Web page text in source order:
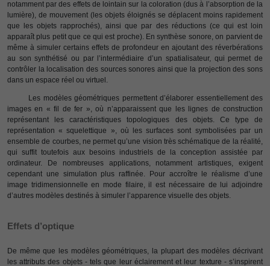
notamment par des effets de lointain sur la coloration (dus à l’absorption de la
lumière), de mouvement (les objets éloignés se déplacent moins rapidement
que les objets rapprochés), ainsi que par des réductions (ce qui est loin
apparaît plus petit que ce qui est proche). En synthèse sonore, on parvient de
même à simuler certains effets de profondeur en ajoutant des réverbérations
au son synthétisé ou par l’intermédiaire d’un spatialisateur, qui permet de
contrôler la localisation des sources sonores ainsi que la projection des sons
dans un espace réel ou virtuel.
Les modèles géométriques permettent d’élaborer essentiellement des
images en « fil de fer », où n’apparaissent que les lignes de construction
représentant les caractéristiques topologiques des objets. Ce type de
représentation « squelettique », où les surfaces sont symbolisées par un
ensemble de courbes, ne permet qu’une vision très schématique de la réalité,
qui suffit toutefois aux besoins industriels de la conception assistée par
ordinateur. De nombreuses applications, notamment artistiques, exigent
cependant une simulation plus raffinée. Pour accroître le réalisme d’une
image tridimensionnelle en mode filaire, il est nécessaire de lui adjoindre
d’autres modèles destinés à simuler l’apparence visuelle des objets.
Effets d’optique
De même que les modèles géométriques, la plupart des modèles décrivant
les attributs des objets - tels que leur éclairement et leur texture - s’inspirent